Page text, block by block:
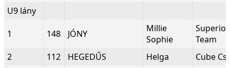
U9 lány
1 148 JÓNY
Millie
Sophie
Team
2
112 HEGEDŰS Helga Cube